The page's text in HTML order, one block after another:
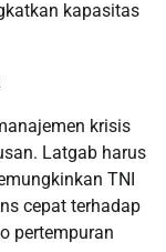
kapasitas
krisis
Latgab harus
TNI
cepat terhadap
pertempuran